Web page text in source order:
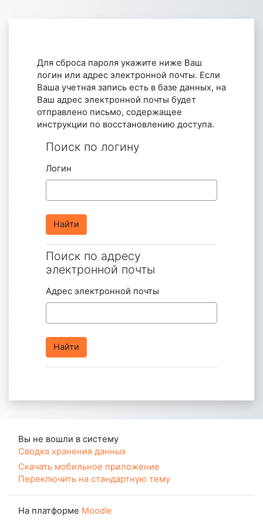
Для сброса пароля укажите ниже Ваш
логин или адрес электронной почты. Если
Ваша учетная запись есть в базе данных, на
Ваш адрес электронной почты будет
отправлено письмо, содержащее
инструкции по восстановлению доступа.
Поиск по логину
Поиск по логину
Логин
Поиск по адресу электронной почты
Поиск по адресу
электронной почты
Адрес электронной почты
Вы не вошли в систему
Сводка хранения данных
Скачать мобильное приложение
Переключить на стандартную тему
На платформе Moodle